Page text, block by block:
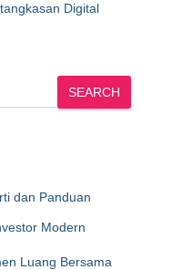
Digital
SEARCH
dan Panduan
Modern
Luang Bersama